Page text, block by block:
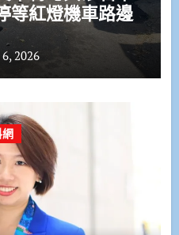
紅燈機車路邊
2026